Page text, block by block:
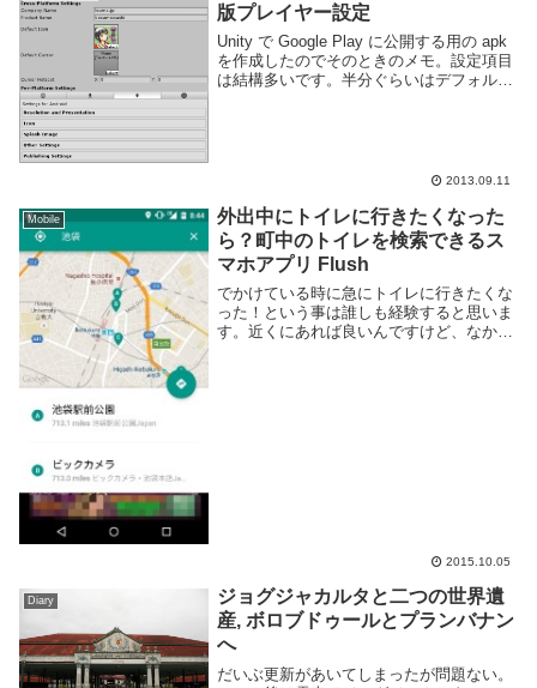
版プレイヤー設定
Unity で Google Play に公開する用の apk
を作成したのでそのときのメモ。設定項目
は結構多いです。半分ぐらいはデフォルト
2013.09.11
Mobile
外出中にトイレに行きたくなった
ら？町中のトイレを検索できるス
マホアプリ Flush
でかけている時に急にトイレに行きたくな
った！という事は誰しも経験すると思いま
す。近くにあれば良いんですけど、なかな
2015.10.05
Diary
ジョグジャカルタと二つの世界遺
産, ボロブドゥールとプランバナン
へ
だいぶ更新があいてしまったが問題ない。